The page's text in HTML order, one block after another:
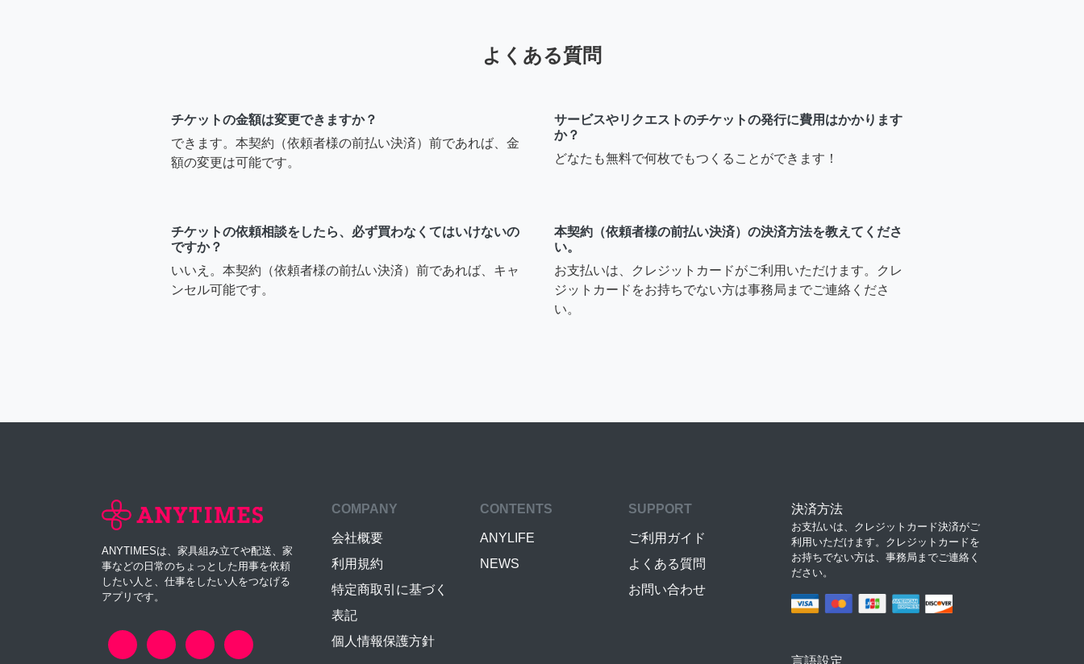
よくある質問
チケットの金額は変更できますか？
できます。本契約（依頼者様の前払い決済）前であれば、金
額の変更は可能です。
サービスやリクエストのチケットの発行に費用はかかります
か？
どなたも無料で何枚でもつくることができます！
チケットの依頼相談をしたら、必ず買わなくてはいけないの
ですか？
いいえ。本契約（依頼者様の前払い決済）前であれば、キャ
ンセル可能です。
本契約（依頼者様の前払い決済）の決済方法を教えてくださ
い。
お支払いは、クレジットカードがご利用いただけます。クレ
ジットカードをお持ちでない方は事務局までご連絡くださ
い。
ANYTIMESは、家具組み立てや配送、家
事などの日常のちょっとした用事を依頼
したい人と、仕事をしたい人をつなげる
アプリです。
COMPANY
会社概要
利用規約
特定商取引に基づく
表記
個人情報保護方針
CONTENTS
ANYLIFE
NEWS
SUPPORT
ご利用ガイド
よくある質問
お問い合わせ
決済方法
お支払いは、クレジットカード決済がご
利用いただけます。クレジットカードを
お持ちでない方は、事務局までご連絡く
ださい。
言語設定